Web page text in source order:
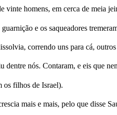
vinte homens, em cerca de meia
e os saqueadores
correndo uns para cá,
nós. Contaram, e eis que
os filhos de Israel).
mais e mais, pelo que disse